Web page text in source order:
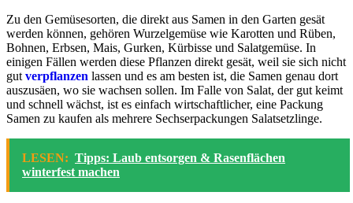
Zu den Gemüsesorten, die direkt aus Samen in den Garten gesät
werden können, gehören Wurzelgemüse wie Karotten und Rüben,
Bohnen, Erbsen, Mais, Gurken, Kürbisse und Salatgemüse. In
einigen Fällen werden diese Pflanzen direkt gesät, weil sie sich nicht
gut verpflanzen lassen und es am besten ist, die Samen genau dort
auszusäen, wo sie wachsen sollen. Im Falle von Salat, der gut keimt
und schnell wächst, ist es einfach wirtschaftlicher, eine Packung
Samen zu kaufen als mehrere Sechserpackungen Salatsetzlinge.
LESEN: Tipps: Laub entsorgen & Rasenflächen
winterfest machen